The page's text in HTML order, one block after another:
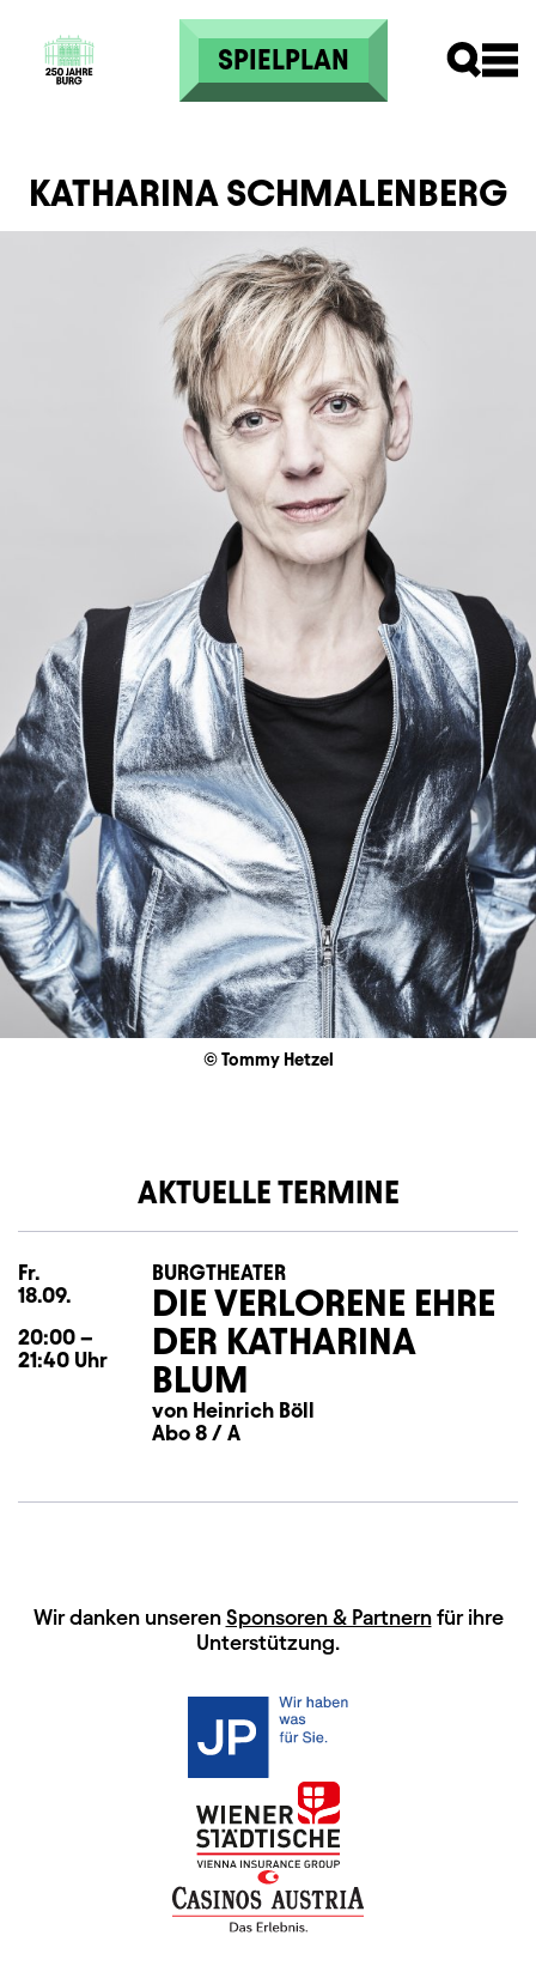
Direkt zum Inhalt
SPIELPLAN
KATHARINA SCHMALENBERG
© Tommy Hetzel
AKTUELLE TERMINE
Fr.
18.09.
20:00 –
21:40 Uhr
BURGTHEATER
DIE VERLORENE EHRE
DER KATHARINA
BLUM
von Heinrich Böll
Abo 8 / A
HAUPTSPONSOREN
Wir danken unseren Sponsoren & Partnernfür ihre
Unterstützung.